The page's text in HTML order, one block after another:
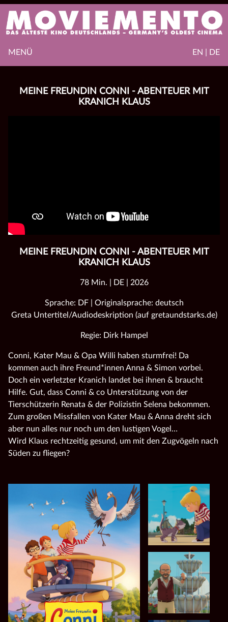
EN | DE
MENÜ
MEINE FREUNDIN CONNI - ABENTEUER MIT
KRANICH KLAUS
MEINE FREUNDIN CONNI - ABENTEUER MIT
KRANICH KLAUS
78 Min. | DE | 2026
Sprache: DF | Originalsprache: deutsch
Greta Untertitel/Audiodeskription (auf gretaundstarks.de)
Regie: Dirk Hampel
Conni, Kater Mau & Opa Willi haben sturmfrei! Da
kommen auch ihre Freund*innen Anna & Simon vorbei.
Doch ein verletzter Kranich landet bei ihnen & braucht
Hilfe. Gut, dass Conni & co Unterstützung von der
Tierschützerin Renata & der Polizistin Selena bekommen.
Zum großen Missfallen von Kater Mau & Anna dreht sich
aber nun alles nur noch um den lustigen Vogel…
Wird Klaus rechtzeitig gesund, um mit den Zugvögeln nach
Süden zu fliegen?